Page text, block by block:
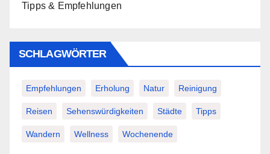
Tipps & Empfehlungen
SCHLAGWÖRTER
Empfehlungen Erholung Natur Reinigung
Reisen Sehenswürdigkeiten Städte Tipps
Wandern Wellness Wochenende